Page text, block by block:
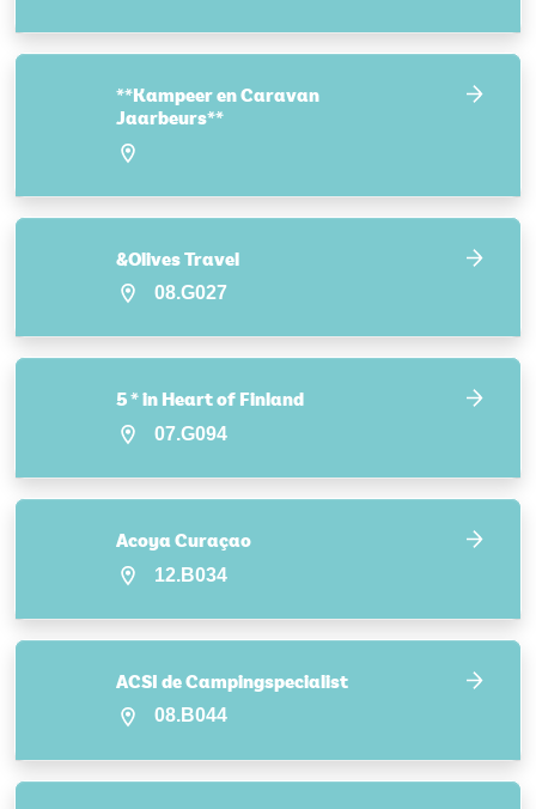
**Kampeer en Caravan
Jaarbeurs**
&Olives Travel
08.G027
5 * in Heart of Finland
07.G094
Acoya Curaçao
12.B034
ACSI de Campingspecialist
08.B044